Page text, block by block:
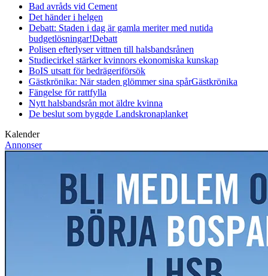
Bad avråds vid Cement
Det händer i helgen
Debatt: Staden i dag är gamla meriter med nutida
budgetlösningar!Debatt
Polisen efterlyser vittnen till halsbandsrånen
Studiecirkel stärker kvinnors ekonomiska kunskap
BoIS utsatt för bedrägeriförsök
Gästkrönika: När staden glömmer sina spårGästkrönika
Fängelse för rattfylla
Nytt halsbandsrån mot äldre kvinna
De beslut som byggde Landskronaplanket
Kalender
Annonser